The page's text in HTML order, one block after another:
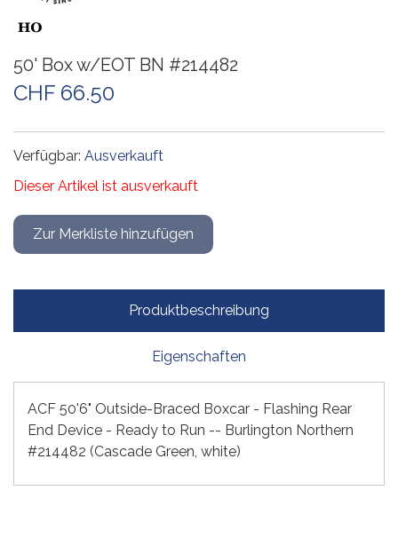
50' Box w/EOT BN #214482
CHF 66.50
Verfügbar: Ausverkauft
Dieser Artikel ist ausverkauft
Produktbeschreibung
Eigenschaften
ACF 50'6" Outside-Braced Boxcar - Flashing Rear
End Device - Ready to Run -- Burlington Northern
#214482 (Cascade Green, white)